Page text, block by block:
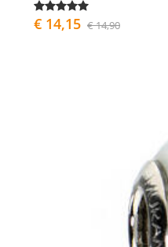
€ 14,15 € 14,90